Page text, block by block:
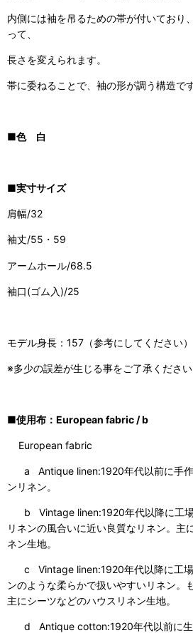
内側には袖を吊るための帯が付いており
って、
長さを変えられます。
帯に委ねることで、袖の形が調う構造です
■色 白
■実寸サイズ
肩幅/32
袖丈/55・59
アームホール/68.5
袖口(ゴム入)/25
モデル身長：157（参考にしてください）
※多少の誤差が生じる事をご了承くださ
■使用布：European fabric / b
European fabric
a Antique linen:1920年代以前に手作
ンリネン。
b Vintage linen:1920年代以降に工場
リネンの風合いに近い良質なリネン。主
ネン生地。
c Vintage linen:1920年代以降に工場
ンのような柔らかで扱いやすいリネン。
主にシーツなどのハウスリネン生地。
d Antique cotton:1920年代以前に生